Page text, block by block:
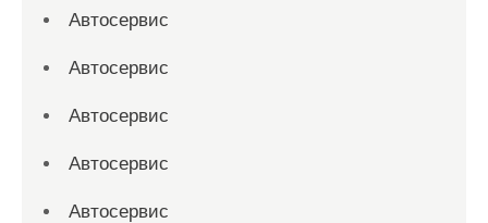
Автосервис
Автосервис
Автосервис
Автосервис
Автосервис